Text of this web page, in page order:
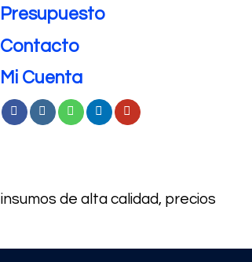
Presupuesto
Contacto
Mi Cuenta
insumos de alta calidad, precios